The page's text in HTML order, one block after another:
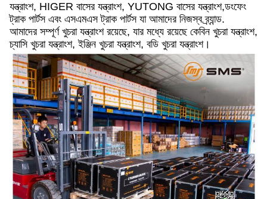
যন্ত্রাংশ, HIGER বাসের যন্ত্রাংশ, YUTONG বাসের যন্ত্রাংশ,ডংফেং
ট্রাক পার্টস এবং এসএমএস ট্রাক পার্টস যা আমাদের নিজস্ব ব্র্যান্ড.
আমাদের সম্পূর্ণ খুচরা যন্ত্রাংশ রয়েছে, যার মধ্যে রয়েছে কেবিন খুচরা যন্ত্রাংশ,
চ্যাসি খুচরা যন্ত্রাংশ, ইঞ্জিন খুচরা যন্ত্রাংশ, বডি খুচরা যন্ত্রাংশ।